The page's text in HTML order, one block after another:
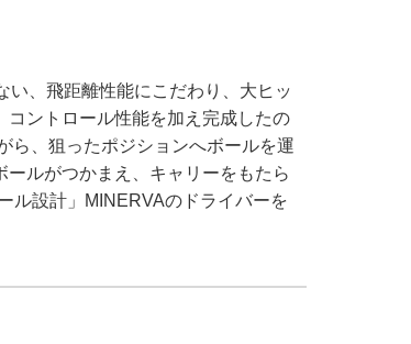
い、飛距離性能にこだわり、大ヒッ
コントロール性能を加え完成したの
ら、狙ったポジションへボールを運
ルがつかまえ、キャリーをもたら
ル設計」MINERVAのドライバーを